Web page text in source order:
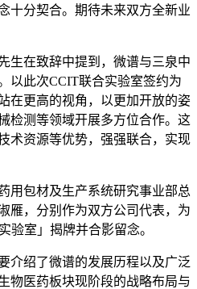
十分契合。期待未来双方全新业
在致辞中提到，微谱与三泉中
以此次CCIT联合实验室签约为
在更高的视角，以更加开放的姿
检测等领域开展多方位合作。这
术资源等优势，强强联合，实现
包材及生产系统研究事业部总
雁，分别作为双方公司代表，为
验室」揭牌并合影留念。
绍了微谱的发展历程以及广泛
物医药板块现阶段的战略布局与